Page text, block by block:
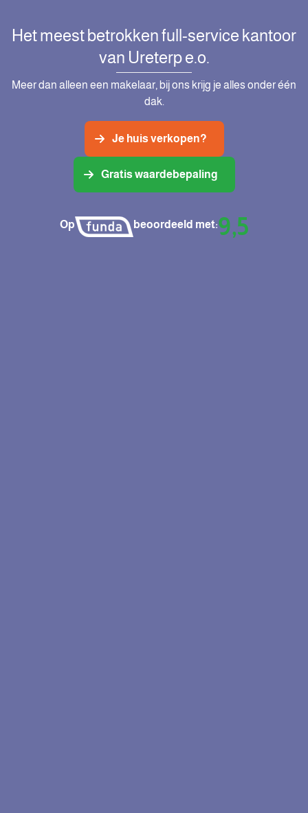
Het meest betrokken full-service kantoor
van Ureterp e.o.
Meer dan alleen een makelaar, bij ons krijg je alles onder één
dak.
Je huis verkopen?
Gratis waardebepaling
Op beoordeeld met:9,5